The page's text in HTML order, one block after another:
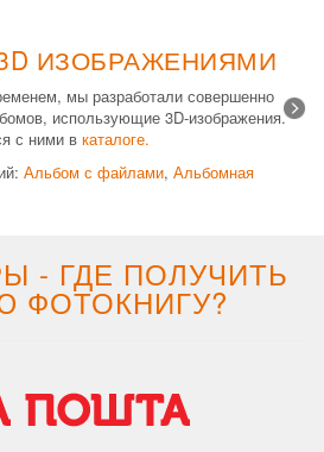
ИЗОБРАЖЕНИЯМИ
мы разработали совершенно
использующие 3D-изображения.
с ними в каталоге.
Альбом с файлами, Альбомная
- ГДЕ ПОЛУЧИТЬ
ФОТОКНИГУ?